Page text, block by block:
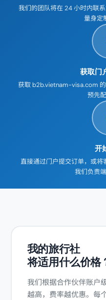
我们的团队将在 24 小时内联
量身定
获取门
获取 b2b.vietnam-visa.com
预先
开
直接通过门户提交订单，或将
我们负责
我的旅行社
将适用什么价格
我们根据合作伙伴账户
越高，费率越优惠。每